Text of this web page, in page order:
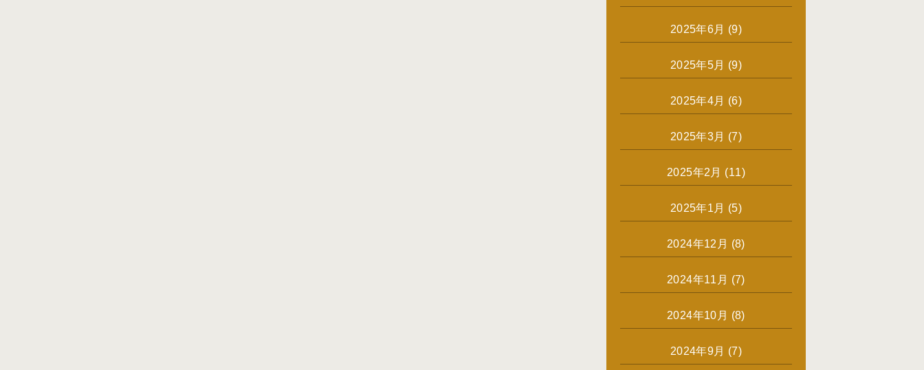
2025年6月 (9)
2025年5月 (9)
2025年4月 (6)
2025年3月 (7)
2025年2月 (11)
2025年1月 (5)
2024年12月 (8)
2024年11月 (7)
2024年10月 (8)
2024年9月 (7)